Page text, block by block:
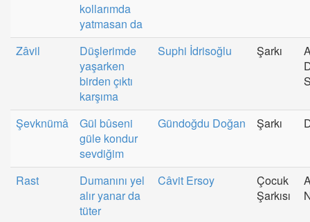
kollarımda
yatmasan da
Zâvil
Düşlerimde
yaşarken
birden çıktı
karşıma
Suphi İdrisoğlu Şarkı
Şevknümâ
Gül bûseni
güle kondur
sevdiğim
Gündoğdu Doğan Şarkı
Rast
Dumanını yel
alır yanar da
tüter
Câvit Ersoy
Çocuk
Şarkısı